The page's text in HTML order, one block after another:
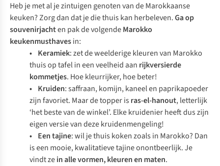
Heb je met al je zintuigen genoten van de Marokkaanse
keuken? Zorg dan dat je die thuis kan herbeleven.Ga op
souvenirjachten pak de volgendeMarokko
keukenmusthavesin:
• Keramiek: zet de weelderige kleuren van Marokko
thuis op tafel in een veelheid aan rijkversierde
kommetjes. Hoe kleurrijker, hoe beter!
• Kruiden: saffraan, komijn, kaneel en paprikapoeder
zijn favoriet. Maar de topper is ras-el-hanout, letterlijk
‘het beste van de winkel’. Elke kruidenier heeft dus zijn
eigen versie van deze kruidenmengeling!
• Een tajine: wil je thuis koken zoals in Marokko? Dan
is een mooie, kwalitatieve tajine onontbeerlijk. Je
vindt zein alle vormen, kleuren en maten.